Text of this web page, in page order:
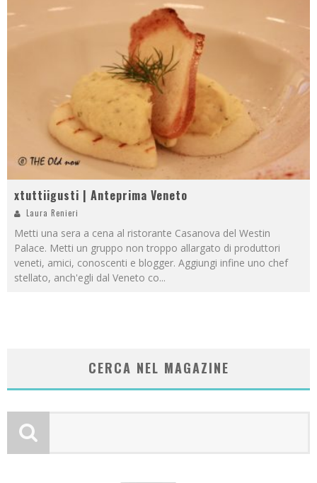
xtuttiigusti | Anteprima Veneto
Laura Renieri
Metti una sera a cena al ristorante Casanova del Westin
Palace. Metti un gruppo non troppo allargato di produttori
veneti, amici, conoscenti e blogger. Aggiungi infine uno chef
stellato, anch'egli dal Veneto co...
CERCA NEL MAGAZINE